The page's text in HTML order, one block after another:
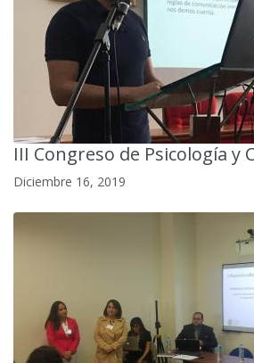
III Congreso de Psicología y
Diciembre 16, 2019